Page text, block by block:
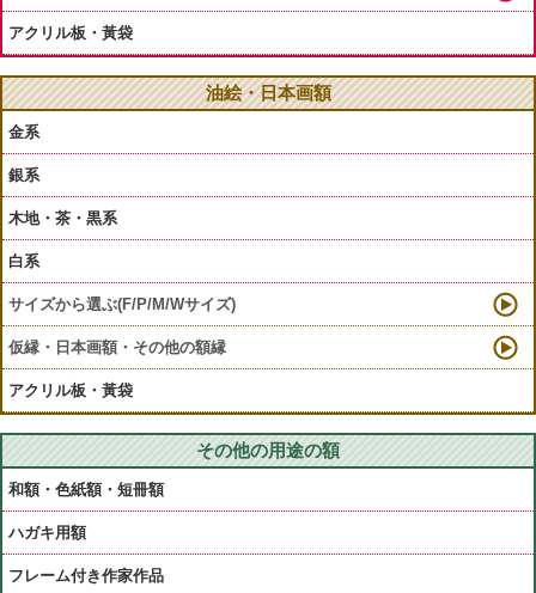
アクリル板・黃袋
油絵・日本画額
金系
銀系
木地・茶・黒系
白系
サイズから選ぶ(F/P/M/Wサイズ)
仮縁・日本画額・その他の額縁
アクリル板・黃袋
その他の用途の額
和額・色紙額・短冊額
ハガキ用額
フレーム付き作家作品